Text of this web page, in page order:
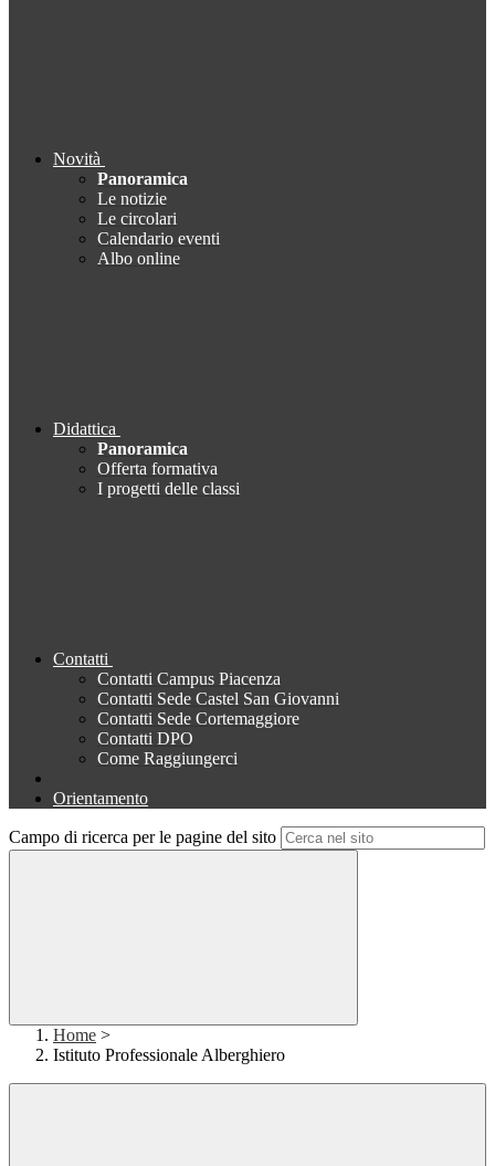
Novità
Panoramica
Le notizie
Le circolari
Calendario eventi
Albo online
Didattica
Panoramica
Offerta formativa
I progetti delle classi
Contatti
Contatti Campus Piacenza
Contatti Sede Castel San Giovanni
Contatti Sede Cortemaggiore
Contatti DPO
Come Raggiungerci
Orientamento
Campo di ricerca per le pagine del sito
Home >
Istituto Professionale Alberghiero